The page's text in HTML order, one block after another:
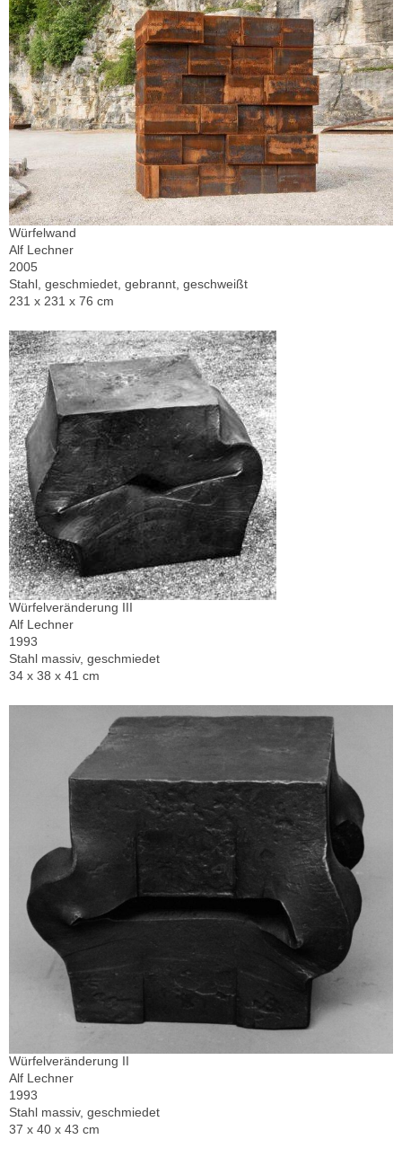
Würfelwand
Alf Lechner
2005
Stahl, geschmiedet, gebrannt, geschweißt
231 x 231 x 76 cm
Würfelveränderung III
Alf Lechner
1993
Stahl massiv, geschmiedet
34 x 38 x 41 cm
Würfelveränderung II
Alf Lechner
1993
Stahl massiv, geschmiedet
37 x 40 x 43 cm